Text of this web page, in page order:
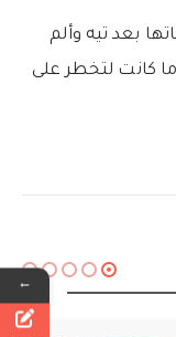
بعد تيه وألم
كانت لتخطر على
←